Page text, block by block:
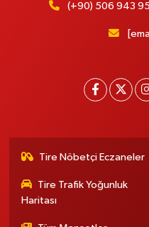
(+90) 506 943
Tire Nöbetçi Eczaneler
Tire Trafik Yoğunluk
Haritası